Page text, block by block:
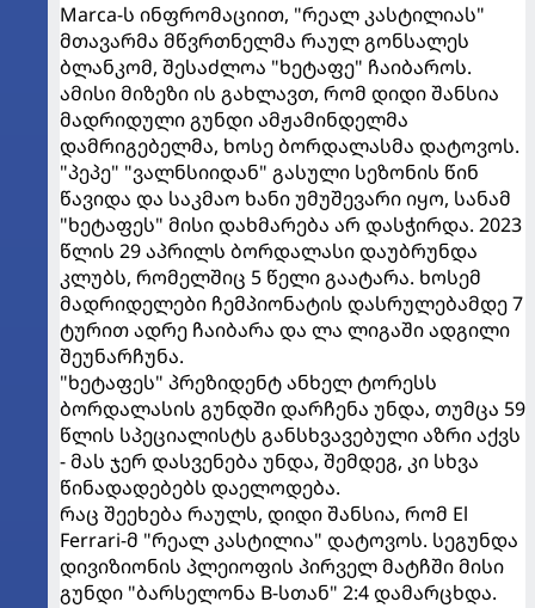
Marca-ს ინფრომაციით, "რეალ კასტილიას"
მთავარმა მწვრთნელმა რაულ გონსალეს
ბლანკომ, შესაძლოა "ხეტაფე" ჩაიბაროს.
ამისი მიზეზი ის გახლავთ, რომ დიდი შანსია
მადრიდული გუნდი ამჟამინდელმა
დამრიგებელმა, ხოსე ბორდალასმა დატოვოს.
"პეპე" "ვალნსიიდან" გასული სეზონის წინ
წავიდა და საკმაო ხანი უმუშევარი იყო, სანამ
"ხეტაფეს" მისი დახმარება არ დასჭირდა. 2023
წლის 29 აპრილს ბორდალასი დაუბრუნდა
კლუბს, რომელშიც 5 წელი გაატარა. ხოსემ
მადრიდელები ჩემპიონატის დასრულებამდე 7
ტურით ადრე ჩაიბარა და ლა ლიგაში ადგილი
შეუნარჩუნა.
"ხეტაფეს" პრეზიდენტ ანხელ ტორესს
ბორდალასის გუნდში დარჩენა უნდა, თუმცა 59
წლის სპეციალისტს განსხვავებული აზრი აქვს
- მას ჯერ დასვენება უნდა, შემდეგ, კი სხვა
წინადადებებს დაელოდება.
რაც შეეხება რაულს, დიდი შანსია, რომ El
Ferrari-მ "რეალ კასტილია" დატოვოს. სეგუნდა
დივიზიონის პლეიოფის პირველ მატჩში მისი
გუნდი "ბარსელონა B-სთან" 2:4 დამარცხდა.